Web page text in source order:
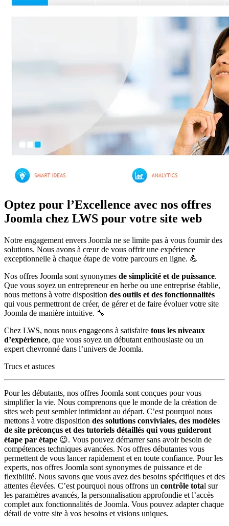
Optez pour l’Excellence avec nos offres
Joomla chez LWS pour votre site web
Notre engagement envers Joomla ne se limite pas à vous fournir des
solutions. Nous avons à cœur de vous offrir une expérience
exceptionnelle à chaque étape de votre parcours en ligne. 💪
Nos offres Joomla sont synonymes de simplicité et de puissance.
Que vous soyez un entrepreneur en herbe ou une entreprise établie,
nous mettons à votre disposition des outils et des fonctionnalités
qui vous permettront de créer, de gérer et de faire évoluer votre site
Joomla de manière intuitive. 🔧
Chez LWS, nous nous engageons à satisfaire tous les niveaux
d’expérience, que vous soyez un débutant enthousiaste ou un
expert chevronné dans l’univers de Joomla.
Trucs et astuces
Pour les débutants, nos offres Joomla sont conçues pour vous
simplifier la vie. Nous comprenons que le monde de la création de
sites web peut sembler intimidant au départ. C’est pourquoi nous
mettons à votre disposition des solutions conviviales, des modèles
de site préconçus et des tutoriels détaillés qui vous guideront
étape par étape 😉. Vous pouvez démarrer sans avoir besoin de
compétences techniques avancées. Nos offres débutantes vous
permettent de vous lancer rapidement et en toute confiance. Pour les
experts, nos offres Joomla sont synonymes de puissance et de
flexibilité. Nous savons que vous avez des besoins spécifiques et des
attentes élevées. C’est pourquoi nous offrons un contrôle total sur
les paramètres avancés, la personnalisation approfondie et l’accès
complet aux fonctionnalités de Joomla. Vous pouvez adapter chaque
détail de votre site à vos besoins et visions uniques.